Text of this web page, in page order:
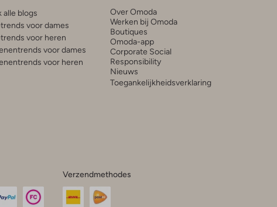
alle blogs
voor dames
voor heren
voor dames
voor heren
Over Omoda
Werken bij Omoda
Boutiques
Omoda-app
Corporate Social
Responsibility
Nieuws
Toegankelijkheidsverklaring
Verzendmethodes